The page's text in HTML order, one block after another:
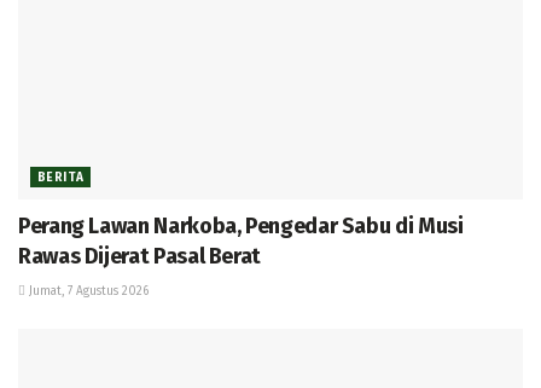
BERITA
Perang Lawan Narkoba, Pengedar Sabu di Musi
Rawas Dijerat Pasal Berat
Jumat, 7 Agustus 2026